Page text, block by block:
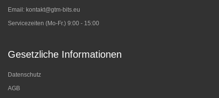
Email: kontakt@gtm-bits.eu
Servicezeiten (Mo-Fr.) 9:00 - 15:00
Gesetzliche Informationen
Datenschutz
AGB